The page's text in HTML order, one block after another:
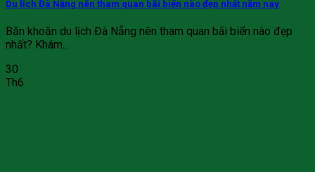
Du lịch Đà Nẵng nên tham quan bãi biển nào đẹp nhất năm nay
Băn khoăn du lịch Đà Nẵng nên tham quan bãi biển nào đẹp
nhất? Khám...
30
Th6